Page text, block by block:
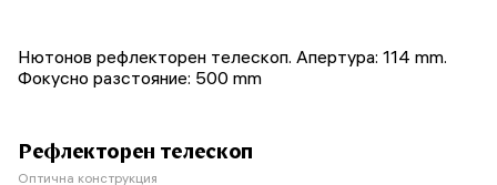
Нютонов рефлекторен телескоп. Апертура: 114 mm.
Фокусно разстояние: 500 mm
Рефлекторен телескоп
Оптична конструкция